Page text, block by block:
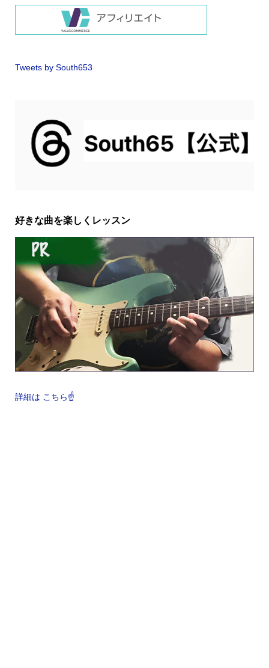
Tweets by South653
好きな曲を楽しくレッスン
詳細は こちら☝️